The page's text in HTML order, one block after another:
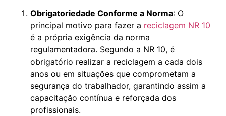
Obrigatoriedade Conforme a Norma: O
principal motivo para fazer a reciclagem NR 10
é a própria exigência da norma
regulamentadora. Segundo a NR 10, é
obrigatório realizar a reciclagem a cada dois
anos ou em situações que comprometam a
segurança do trabalhador, garantindo assim a
capacitação contínua e reforçada dos
profissionais.